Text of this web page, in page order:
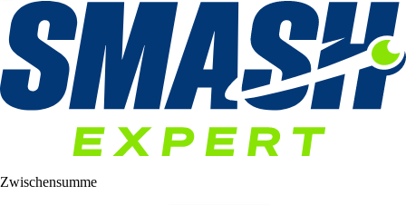
Zwischensumme